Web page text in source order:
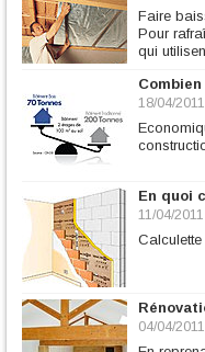
Faire
Pour
qui utilisen
18/04/2011
En quoi
11/04/2011
04/04/2011